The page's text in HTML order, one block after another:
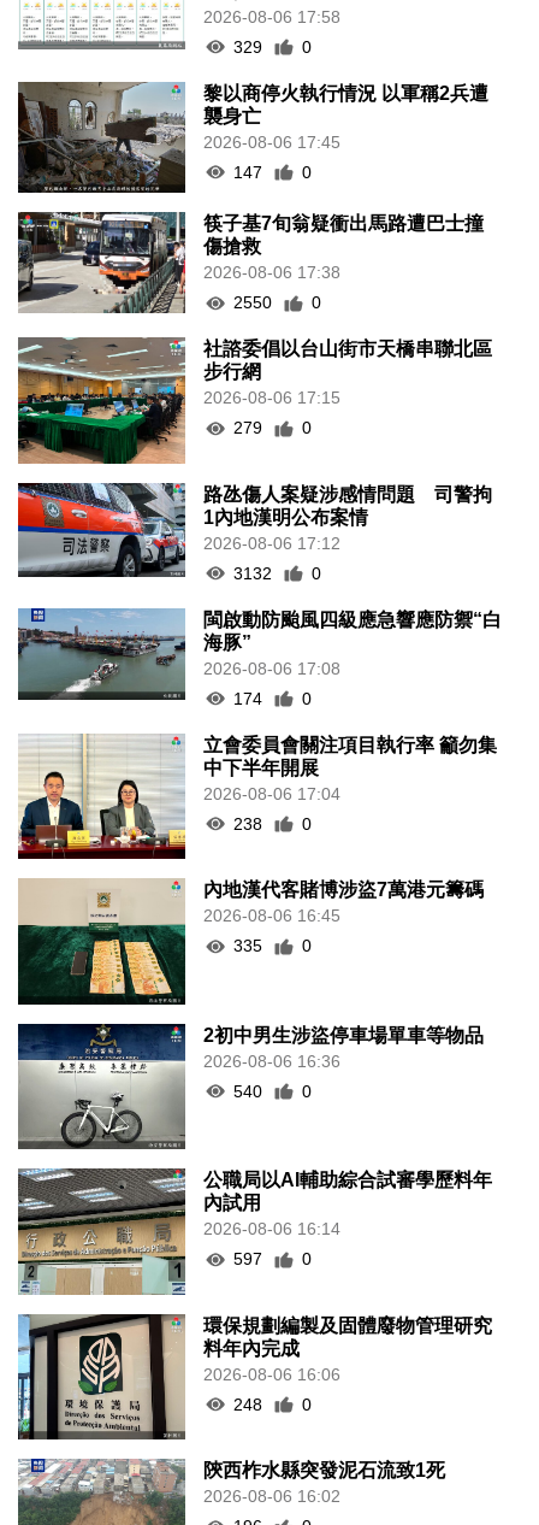
2026-08-06 17:58
329
0
黎以商停火執行情況 以軍稱2兵遭
襲身亡
2026-08-06 17:45
147
0
筷子基7旬翁疑衝出馬路遭巴士撞
傷搶救
2026-08-06 17:38
2550
0
社諮委倡以台山街市天橋串聯北區
步行網
2026-08-06 17:15
279
0
路氹傷人案疑涉感情問題 司警拘
1內地漢明公布案情
2026-08-06 17:12
3132
0
閩啟動防颱風四級應急響應防禦“白
海豚”
2026-08-06 17:08
174
0
立會委員會關注項目執行率 籲勿集
中下半年開展
2026-08-06 17:04
238
0
內地漢代客賭博涉盜7萬港元籌碼
2026-08-06 16:45
335
0
2初中男生涉盜停車場單車等物品
2026-08-06 16:36
540
0
公職局以AI輔助綜合試審學歷料年
內試用
2026-08-06 16:14
597
0
環保規劃編製及固體廢物管理研究
料年內完成
2026-08-06 16:06
248
0
陝西柞水縣突發泥石流致1死
2026-08-06 16:02